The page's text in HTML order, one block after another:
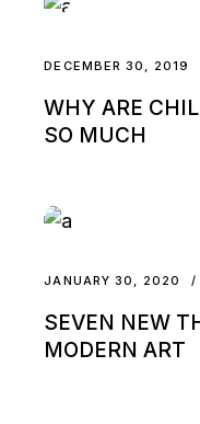
DECEMBER 30, 2019
WHY ARE
SO MUCH
JANUARY 30, 2020
SEVEN NEW
MODERN ART